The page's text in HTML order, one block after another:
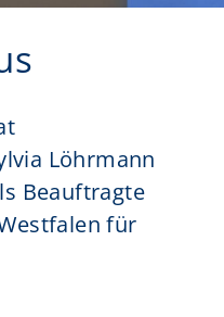
Löhrmann
Beauftragte
für